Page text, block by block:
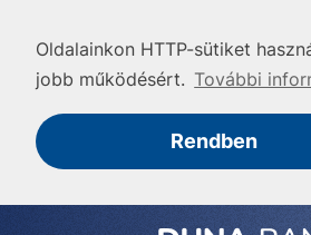
Oldalainkon HTTP-sütiket
jobb működésért. További
Rendben